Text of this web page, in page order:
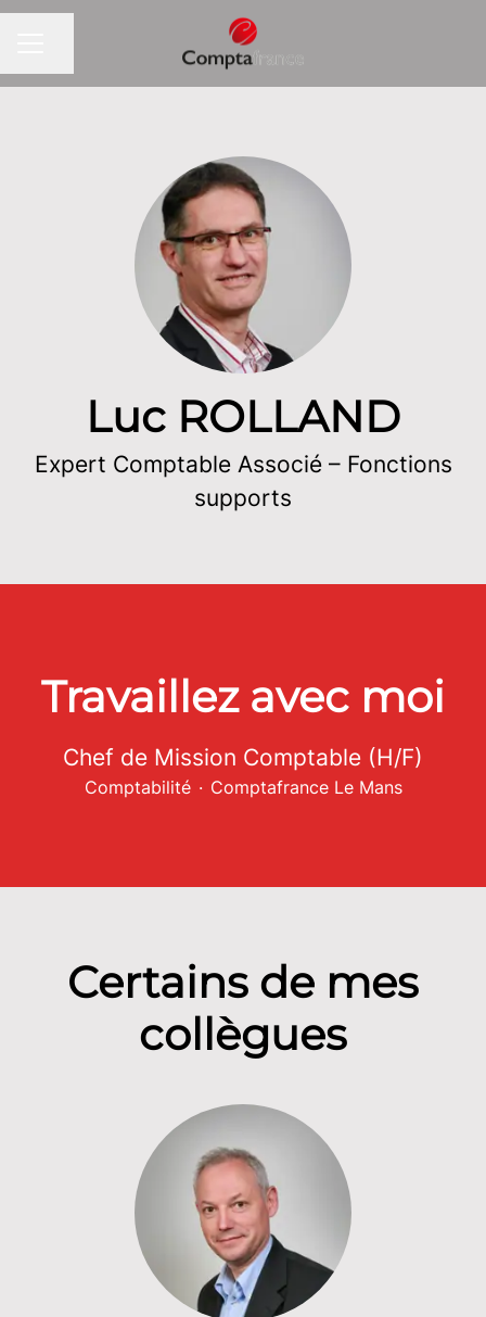
Luc ROLLAND
Expert Comptable Associé – Fonctions
supports
Travaillez avec moi
Chef de Mission Comptable (H/F)
Comptabilité · Comptafrance Le Mans
Certains de mes
collègues